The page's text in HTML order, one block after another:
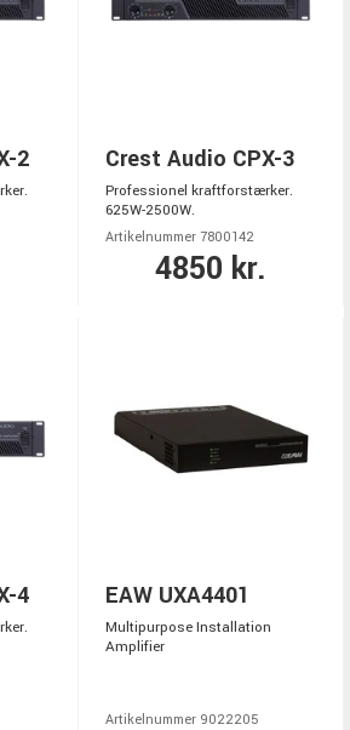
2 Crest Audio CPX-3
Professionel kraftforstærker.
625W-2500W.
Artikelnummer 7800142
4850 kr.
4 EAW UXA4401
Multipurpose Installation
Amplifier
Artikelnummer 9022205